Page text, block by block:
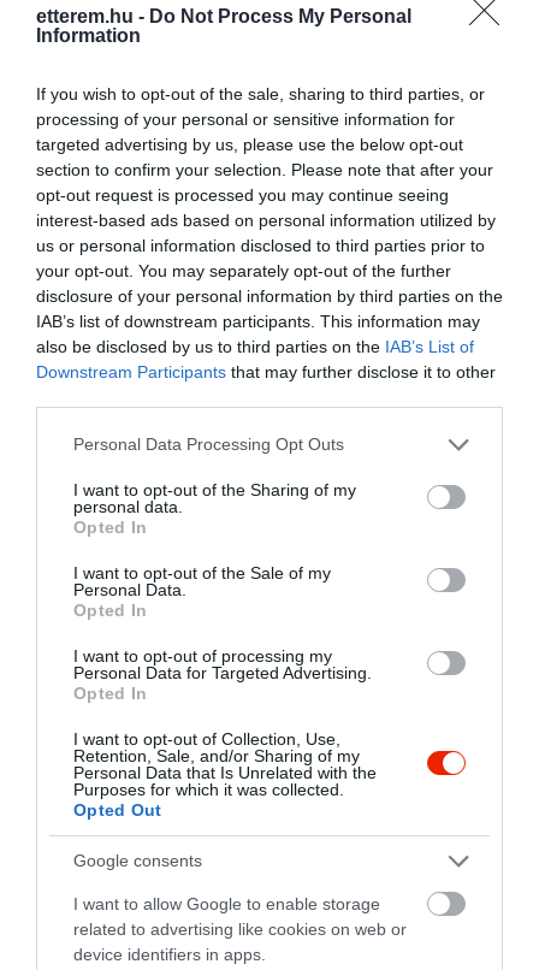
etterem.hu - Do Not Process My Personal
Information
If you wish to opt-out of the sale, sharing to third parties, or
processing of your personal or sensitive information for
targeted advertising by us, please use the below opt-out
section to confirm your selection. Please note that after your
opt-out request is processed you may continue seeing
interest-based ads based on personal information utilized by
us or personal information disclosed to third parties prior to
your opt-out. You may separately opt-out of the further
disclosure of your personal information by third parties on the
IAB’s list of downstream participants. This information may
also be disclosed by us to third parties on the IAB’s List of
Downstream Participants that may further disclose it to other
Please note that this website/app uses one or more Google
not limited to your visit or usage behaviour. You may click to
grant or deny consent to Google and its third-party tags to
use your data for below specified purposes in below Google
consent section.
Personal Data Processing Opt Outs
I want to opt-out of the Sharing of my
personal data.
Opted In
I want to opt-out of the Sale of my
Personal Data.
Opted In
I want to opt-out of processing my
Personal Data for Targeted Advertising.
Opted In
I want to opt-out of Collection, Use,
Retention, Sale, and/or Sharing of my
Personal Data that Is Unrelated with the
Purposes for which it was collected.
Opted Out
Google consents
I want to allow Google to enable storage
related to advertising like cookies on web or
device identifiers in apps.
Kapcsolat
+36 62 461 023
banyaicuki@gmail.com
http://www.banyaicukraszda.hu
https://www.facebook.com/banyaicukraszda
Probléma jelentése Te vagy a tulajdonos?